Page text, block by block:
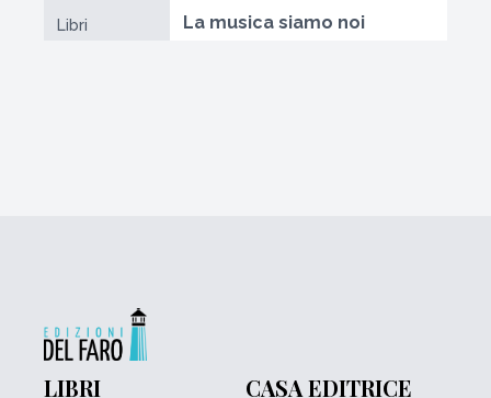
Libri La musica siamo noi
LIBRI CASA EDITRICE